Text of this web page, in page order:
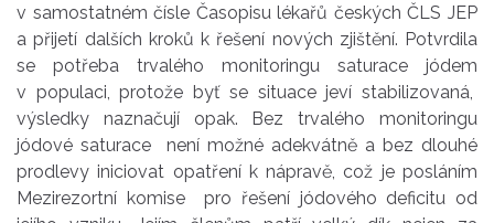
v samostatném čísle Časopisu lékařů českých ČLS JEP
a přijetí dalších kroků k řešení nových zjištění. Potvrdila
se potřeba trvalého monitoringu saturace jódem
v populaci, protože byť se situace jeví stabilizovaná,
výsledky naznačují opak. Bez trvalého monitoringu
jódové saturace není možné adekvátně a bez dlouhé
prodlevy iniciovat opatření k nápravě, což je posláním
Mezirezortní komise pro řešení jódového deficitu od